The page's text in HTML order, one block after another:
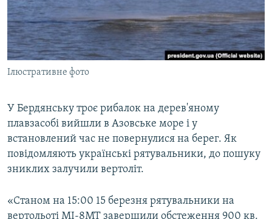
ВІДЕОУРОКИ «ELIFBE»
СВІДЧЕННЯ ОКУПАЦІЇ
УКРАЇНСЬКА ПРОБЛЕМА КРИМУ
ІНФОГРАФІКА
Русский
Qırımtatar
ДОЛУЧАЙСЯ!
Усі сайти RFE/RL
Ілюстративне фото
У Бердянську троє рибалок на дерев'яному
плавзасобі вийшли в Азовське море і у
встановлений час не повернулися на берег. Як
повідомляють українські рятувальники, до пошуку
зниклих залучили вертоліт.
«Станом на 15:00 15 березня рятувальники на
вертольоті МІ-8МТ завершили обстеження 900 кв.